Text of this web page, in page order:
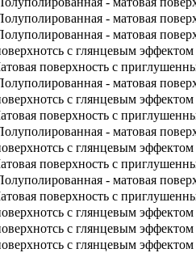
- матовая
- матовая
с глянцевым эффектом
поверхность с
- матовая
с глянцевым эффектом
поверхность с
- матовая
с глянцевым эффектом
поверхность с
- матовая
поверхность с
с глянцевым эффектом
с глянцевым эффектом
с глянцевым эффектом